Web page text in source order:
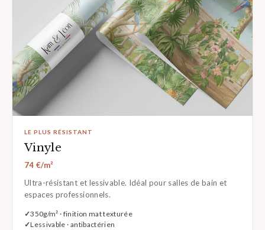
LE PLUS RÉSISTANT
Vinyle
74 €/m²
Ultra-résistant et lessivable. Idéal pour salles de bain et
espaces professionnels.
350g/m² · finition mat texturée
Lessivable · antibactérien